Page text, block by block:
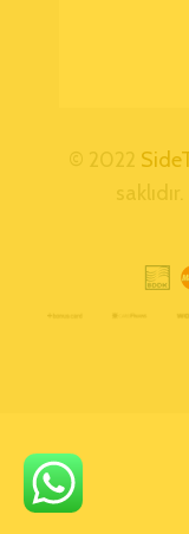
© 2022
saklıdır.